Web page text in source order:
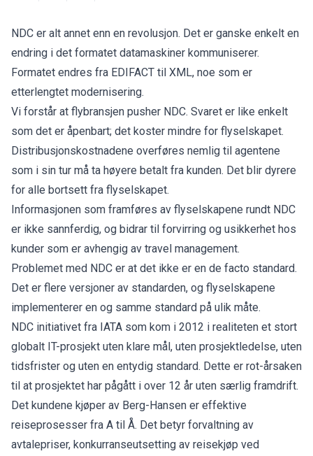
NDC er alt annet enn en revolusjon. Det er ganske enkelt en
endring i det formatet datamaskiner kommuniserer.
Formatet endres fra EDIFACT til XML, noe som er
etterlengtet modernisering.
Vi forstår at flybransjen pusher NDC. Svaret er like enkelt
som det er åpenbart; det koster mindre for flyselskapet.
Distribusjonskostnadene overføres nemlig til agentene
som i sin tur må ta høyere betalt fra kunden. Det blir dyrere
for alle bortsett fra flyselskapet.
Informasjonen som framføres av flyselskapene rundt NDC
er ikke sannferdig, og bidrar til forvirring og usikkerhet hos
kunder som er avhengig av travel management.
Problemet med NDC er at det ikke er en de facto standard.
Det er flere versjoner av standarden, og flyselskapene
implementerer en og samme standard på ulik måte.
NDC initiativet fra IATA som kom i 2012 i realiteten et stort
globalt IT-prosjekt uten klare mål, uten prosjektledelse, uten
tidsfrister og uten en entydig standard. Dette er rot-årsaken
til at prosjektet har pågått i over 12 år uten særlig framdrift.
Det kundene kjøper av Berg-Hansen er effektive
reiseprosesser fra A til Å. Det betyr forvaltning av
avtalepriser, konkurranseutsetting av reisekjøp ved